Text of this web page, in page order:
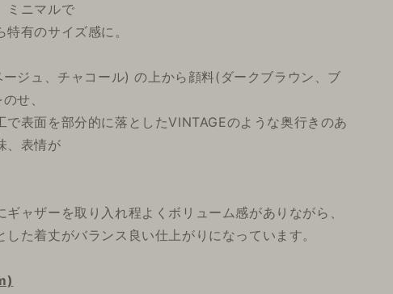
ミニマルで
特有のサイズ感に。
ジュ、チャコール) の上から顔料(ダークブラウン、ブ
せ、
で表面を部分的に落としたVINTAGEのような奥行きのあ
、表情が
ギャザーを取り入れ程よくボリューム感がありながら、
した着丈がバランス良い仕上がりになっています。